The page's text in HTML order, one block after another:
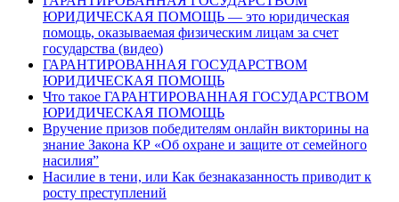
ЮРИДИЧЕСКАЯ ПОМОЩЬ — это юридическая
помощь, оказываемая физическим лицам за счет
государства (видео)
ГАРАНТИРОВАННАЯ ГОСУДАРСТВОМ
ЮРИДИЧЕСКАЯ ПОМОЩЬ
Что такое ГАРАНТИРОВАННАЯ ГОСУДАРСТВОМ
ЮРИДИЧЕСКАЯ ПОМОЩЬ
Вручение призов победителям онлайн викторины на
знание Закона КР «Об охране и защите от семейного
насилия”
Насилие в тени, или Как безнаказанность приводит к
росту преступлений